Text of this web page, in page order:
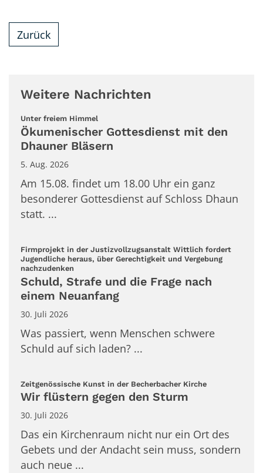
Zurück
Weitere Nachrichten
Unter freiem Himmel:
Ökumenischer Gottesdienst mit den
Dhauner Bläsern
5. Aug. 2026
Am 15.08. findet um 18.00 Uhr ein ganz
besonderer Gottesdienst auf Schloss Dhaun
statt. ...
Firmprojekt in der Justizvollzugsanstalt Wittlich fordert
Jugendliche heraus, über Gerechtigkeit und Vergebung
nachzudenken
Schuld, Strafe und die Frage nach
einem Neuanfang
30. Juli 2026
Was passiert, wenn Menschen schwere
Schuld auf sich laden? ...
Zeitgenössische Kunst in der Becherbacher Kirche:
Wir flüstern gegen den Sturm
30. Juli 2026
Das ein Kirchenraum nicht nur ein Ort des
Gebets und der Andacht sein muss, sondern
auch neue ...